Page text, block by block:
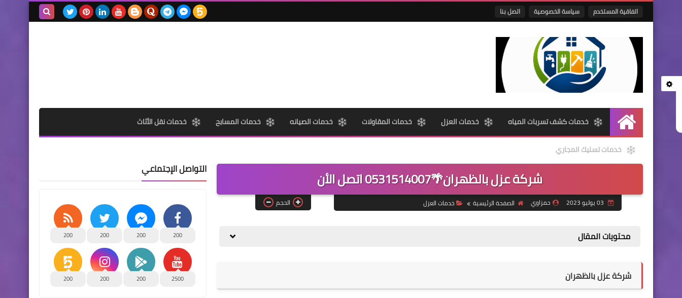
اتفاقية المستخدم سياسة الخصوصية اتصل بنا
الرئيسيةخدمات كشف تسربات المياه خدمات العزل خدمات المقاولات خدمات الصيانه خدمات المسابح خدمات نقل الأثاث
خدمات تسليك المجاري
شركة عزل بالظهران🌴0531514007 اتصل الأن
حمزاوي الصفحة الرئيسية خدمات العزل الحجم
محتويات المقال
شركة عزل بالظهران
التواصل الإجتماعي
200
200
200
200
2500
200
200
200